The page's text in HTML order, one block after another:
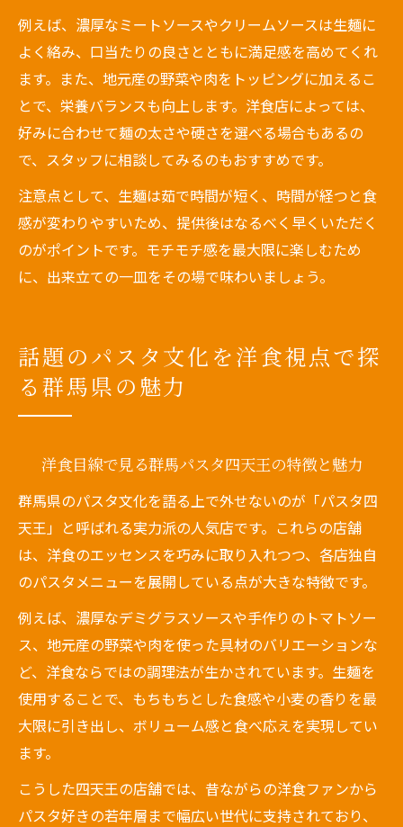
例えば、濃厚なミートソースやクリームソースは生麺に
よく絡み、口当たりの良さとともに満足感を高めてくれ
ます。また、地元産の野菜や肉をトッピングに加えるこ
とで、栄養バランスも向上します。洋食店によっては、
好みに合わせて麺の太さや硬さを選べる場合もあるの
で、スタッフに相談してみるのもおすすめです。
注意点として、生麺は茹で時間が短く、時間が経つと食
感が変わりやすいため、提供後はなるべく早くいただく
のがポイントです。モチモチ感を最大限に楽しむため
に、出来立ての一皿をその場で味わいましょう。
話題のパスタ文化を洋食視点で探
る群馬県の魅力
洋食目線で見る群馬パスタ四天王の特徴と魅力
群馬県のパスタ文化を語る上で外せないのが「パスタ四
天王」と呼ばれる実力派の人気店です。これらの店舗
は、洋食のエッセンスを巧みに取り入れつつ、各店独自
のパスタメニューを展開している点が大きな特徴です。
例えば、濃厚なデミグラスソースや手作りのトマトソー
ス、地元産の野菜や肉を使った具材のバリエーションな
ど、洋食ならではの調理法が生かされています。生麺を
使用することで、もちもちとした食感や小麦の香りを最
大限に引き出し、ボリューム感と食べ応えを実現してい
ます。
こうした四天王の店舗では、昔ながらの洋食ファンから
パスタ好きの若年層まで幅広い世代に支持されており、